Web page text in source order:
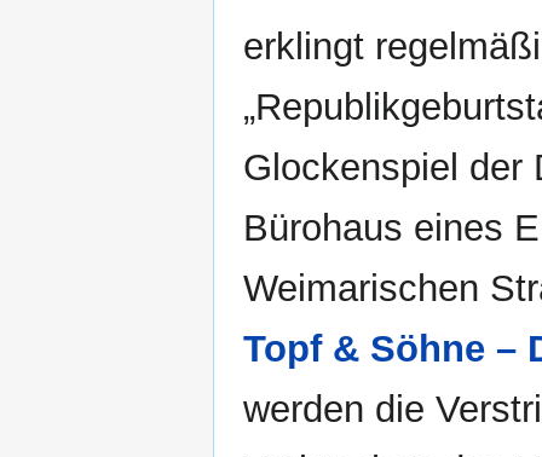
erklingt
Glockenspiel der
Bürohaus eines
Weimarischen
Topf & Söhne –
werden die